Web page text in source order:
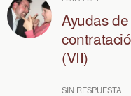
Ayudas
(VII)
SIN RESPUESTA